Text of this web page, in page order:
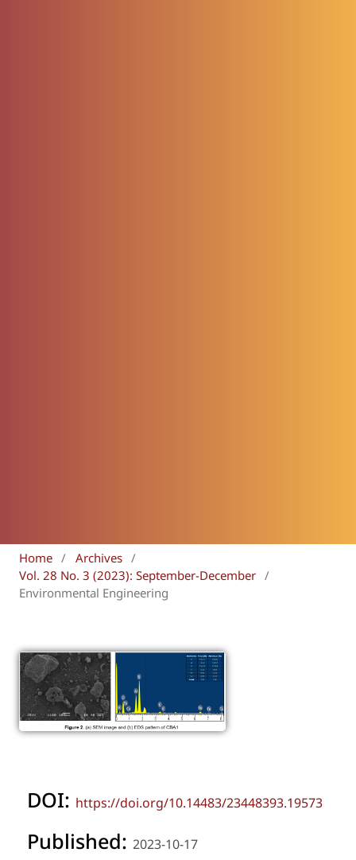
Home / Archives /
Vol. 28 No. 3 (2023): September-December /
Environmental Engineering
DOI: https://doi.org/10.14483/23448393.19573
Published: 2023-10-17